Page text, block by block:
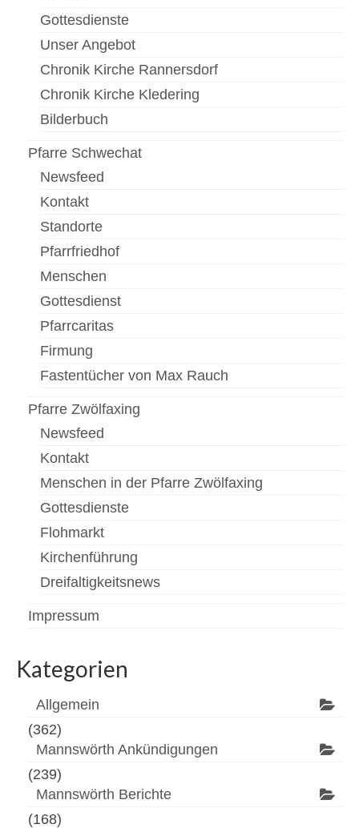
Gottesdienste
Unser Angebot
Chronik Kirche Rannersdorf
Chronik Kirche Kledering
Bilderbuch
Pfarre Schwechat
Newsfeed
Kontakt
Standorte
Pfarrfriedhof
Menschen
Gottesdienst
Pfarrcaritas
Firmung
Fastentücher von Max Rauch
Pfarre Zwölfaxing
Newsfeed
Kontakt
Menschen in der Pfarre Zwölfaxing
Gottesdienste
Flohmarkt
Kirchenführung
Dreifaltigkeitsnews
Impressum
Kategorien
Allgemein
(362)
Mannswörth Ankündigungen
(239)
Mannswörth Berichte
(168)